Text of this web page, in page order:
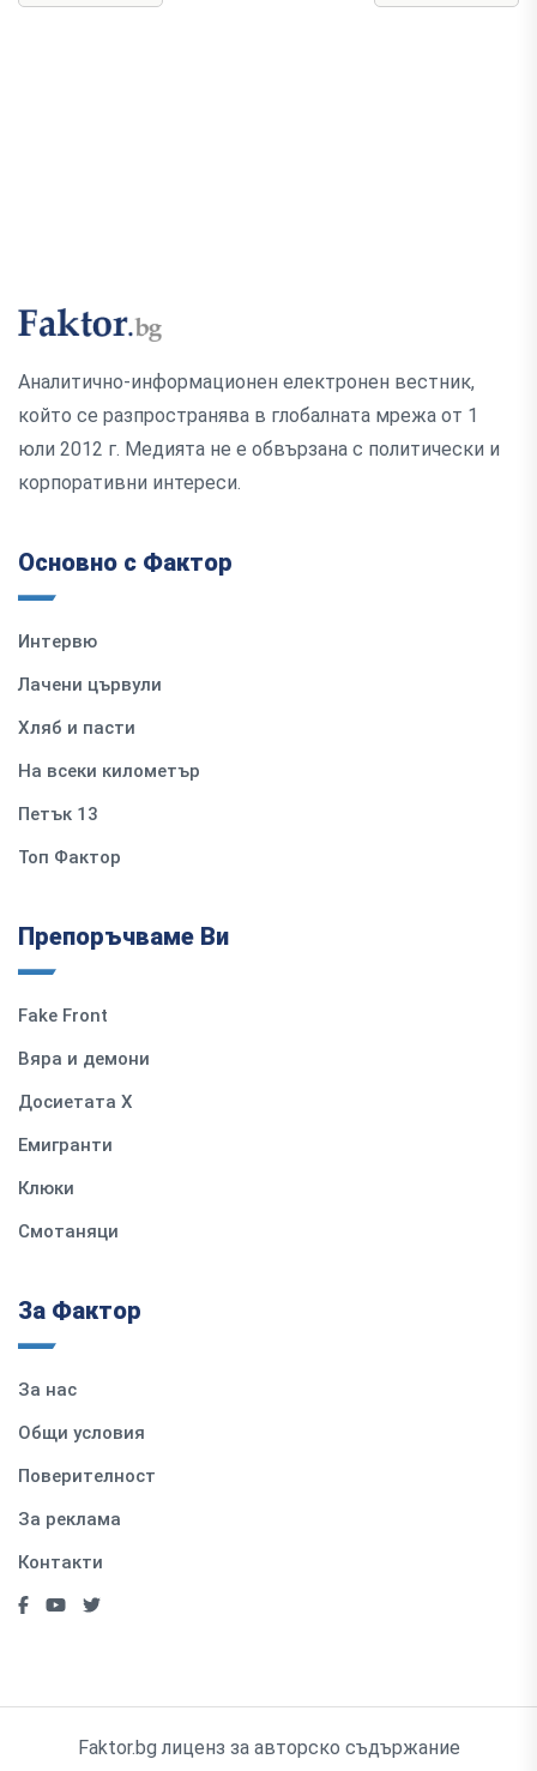
Аналитично-информационен електронен вестник,
който се разпространява в глобалната мрежа от 1
юли 2012 г. Медията не е обвързана с политически и
корпоративни интереси.
Основно с Фактор
Интервю
Лачени цървули
Хляб и пасти
На всеки километър
Петък 13
Топ Фактор
Препоръчваме Ви
Fake Front
Вяра и демони
Досиетата Х
Емигранти
Клюки
Смотаняци
За Фактор
За нас
Общи условия
Поверителност
За реклама
Контакти
Faktor.bg лиценз за авторско съдържание